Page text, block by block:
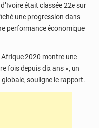
était classée 22e sur
une progression dans
performance économique
Afrique 2020 montre une
fois depuis dix ans », un
souligne le rapport.